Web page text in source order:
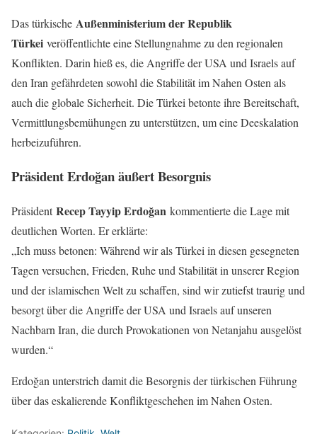
Das türkische Außenministerium der Republik
Türkei veröffentlichte eine Stellungnahme zu den regionalen
Konflikten. Darin hieß es, die Angriffe der USA und Israels auf
den Iran gefährdeten sowohl die Stabilität im Nahen Osten als
auch die globale Sicherheit. Die Türkei betonte ihre Bereitschaft,
Vermittlungsbemühungen zu unterstützen, um eine Deeskalation
herbeizuführen.
Präsident Erdoğan äußert Besorgnis
PräsidentRecep Tayyip Erdoğan kommentierte die Lage mit
deutlichen Worten. Er erklärte:
„Ich muss betonen: Während wir als Türkei in diesen gesegneten
Tagen versuchen, Frieden, Ruhe und Stabilität in unserer Region
und der islamischen Welt zu schaffen, sind wir zutiefst traurig und
besorgt über die Angriffe der USA und Israels auf unseren
Nachbarn Iran, die durch Provokationen von Netanjahu ausgelöst
wurden.“
Erdoğan unterstrich damit die Besorgnis der türkischen Führung
über das eskalierende Konfliktgeschehen im Nahen Osten.